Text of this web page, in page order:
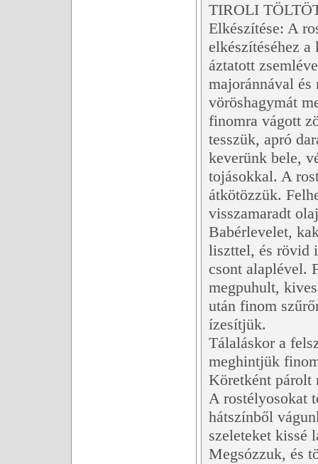
TIROLI
Elkészítése: A
elkészítéséhez
áztatott
majoránnával
vöröshagymát
finomra vágott
tesszük, apró
keverünk bele,
tojásokkal. A
átkötözzük.
visszamaradt
Babérlevelet,
liszttel, és rövid
csont alaplével.
megpuhult,
után finom
ízesítjük.
Tálaláskor a
meghintjük
Köretként párolt
A rostélyosokat
hátszínből
szeleteket kissé
Megsózzuk, és